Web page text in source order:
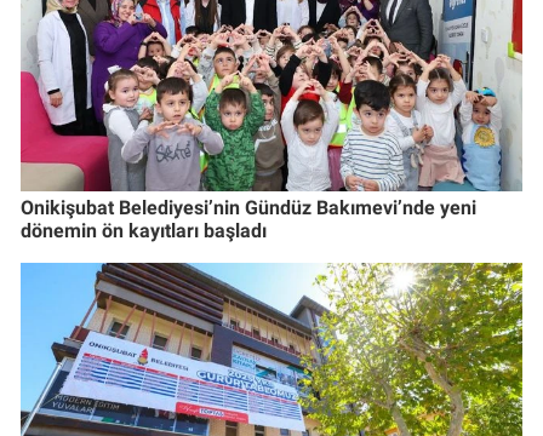
Onikişubat Belediyesi’nin Gündüz Bakımevi’nde yeni
dönemin ön kayıtları başladı